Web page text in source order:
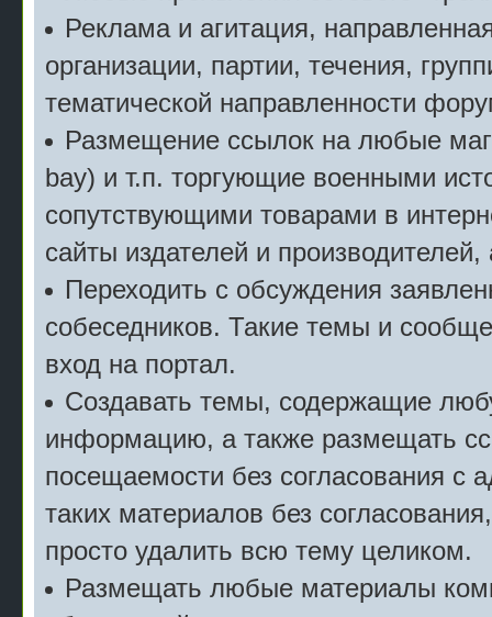
Реклама и агитация,
организации, партии, течения,
тематической направленности
Размещение ссылок на любые
bay) и т.п. торгующие военными
сопутствующими товарами в
сайты издателей и
Переходить с обсуждения
собеседников. Такие темы и
вход на портал.
Создавать темы, содержащие
информацию, а также размещать
посещаемости без согласования с
таких материалов без
просто удалить всю тему целиком.
Размещать любые материалы